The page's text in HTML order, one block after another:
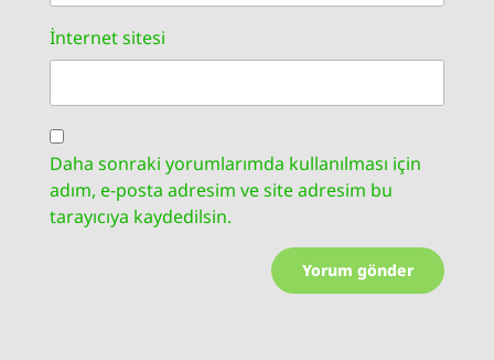
İnternet sitesi
Daha sonraki yorumlarımda kullanılması için
adım, e-posta adresim ve site adresim bu
tarayıcıya kaydedilsin.